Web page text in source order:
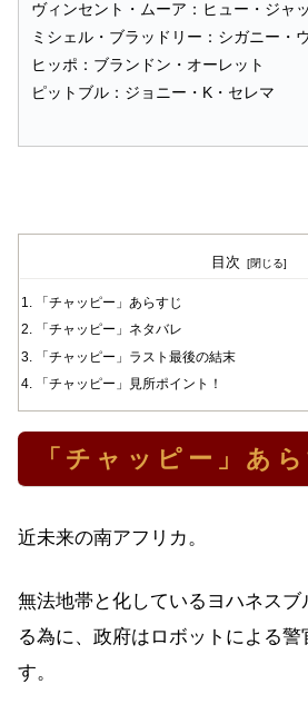
ヴィンセント・ムーア：ヒュー・ジャ
ミシェル・ブラッドリー：シガニー・
ヒッポ：ブランドン・オーレット
ピットブル：ジョニー・K・セレマ
目次
「チャッピー」あらすじ
「チャッピー」ネタバレ
「チャッピー」ラスト最後の結末
「チャッピー」見所ポイント！
「チャッピー」あ
近未来の南アフリカ。
無法地帯と化しているヨハネス
る為に、政府はロボットによる警
す。